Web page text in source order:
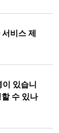
비스 제
있습니
수 있나